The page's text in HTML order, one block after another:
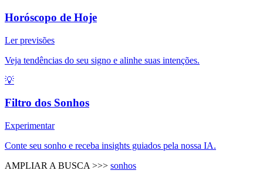
Horóscopo de Hoje
Ler previsões
Veja tendências do seu signo e alinhe suas intenções.
💡
Filtro dos Sonhos
Experimentar
Conte seu sonho e receba insights guiados pela nossa IA.
AMPLIAR A BUSCA >>> sonhos